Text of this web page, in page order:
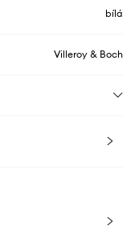
bílá
Villeroy & Boch